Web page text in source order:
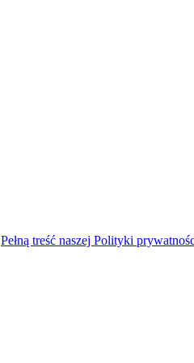
Pełną treść naszej Polityki